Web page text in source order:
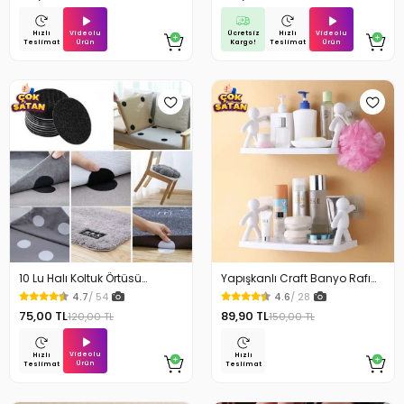
Hızlı
Teslimat
Videolu
Ürün
Ücretsiz
Kargo!
Hızlı
Teslimat
Videolu
Ürün
10 Lu Halı Koltuk Örtüsü
Kaydırmaz Cırtlı Pad
4.7/ 54
75,00 TL120,00 TL
Hızlı
Teslimat
Videolu
Ürün
Yapışkanlı Craft Banyo Rafı
Organizer 1 Adet
4.6/ 28
89,90 TL150,00 TL
Hızlı
Teslimat